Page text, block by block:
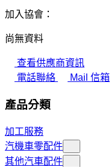
加入協會：
尚無資料
查看供應商資訊
電話聯絡
Mail 信箱
產品分類
加工服務
汽機車零配件
其他汽車配件